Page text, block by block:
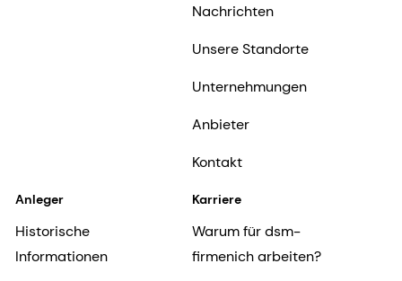
Nachrichten
Unsere Standorte
Unternehmungen
Anbieter
Kontakt
Anleger
Historische
Informationen
Karriere
Warum für dsm-
firmenich arbeiten?